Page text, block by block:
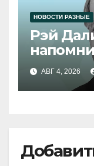
НОВОСТИ РАЗНЫЕ
Рэй
АВГ 4, 2026